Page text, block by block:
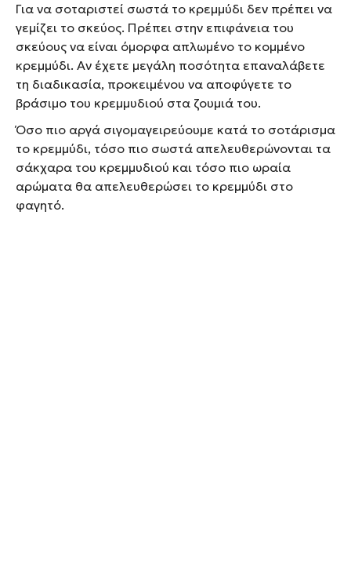
Για να σοταριστεί σωστά το κρεμμύδι δεν πρέπει να
γεμίζει το σκεύος. Πρέπει στην επιφάνεια του
σκεύους να είναι όμορφα απλωμένο το κομμένο
κρεμμύδι. Αν έχετε μεγάλη ποσότητα επαναλάβετε
τη διαδικασία, προκειμένου να αποφύγετε το
βράσιμο του κρεμμυδιού στα ζουμιά του.
Όσο πιο αργά σιγομαγειρεύουμε κατά το σοτάρισμα
το κρεμμύδι, τόσο πιο σωστά απελευθερώνονται τα
σάκχαρα του κρεμμυδιού και τόσο πιο ωραία
αρώματα θα απελευθερώσει το κρεμμύδι στο
φαγητό.